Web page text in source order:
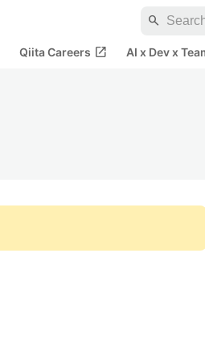
search
Qiita Careers open_in_new AI x Dev x